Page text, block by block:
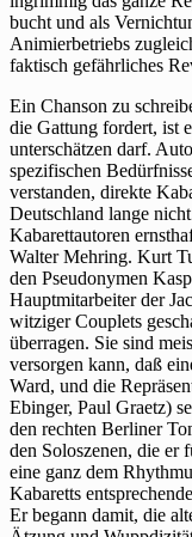
bucht und als
Animierbetriebs
faktisch gefährliches
Ein Chanson zu
die Gattung fordert, ist
unterschätzen darf.
spezifischen
verstanden, direkte
Deutschland lange
Kabarettautoren
Walter Mehring. Kurt
den Pseudonymen
Hauptmitarbeiter der
witziger Couplets
überragen. Sie sind
versorgen kann, daß
Ward, und die
Ebinger, Paul Graetz)
den rechten Berliner
den Soloszenen, die er
eine ganz dem
Kabaretts
Er begann damit, die